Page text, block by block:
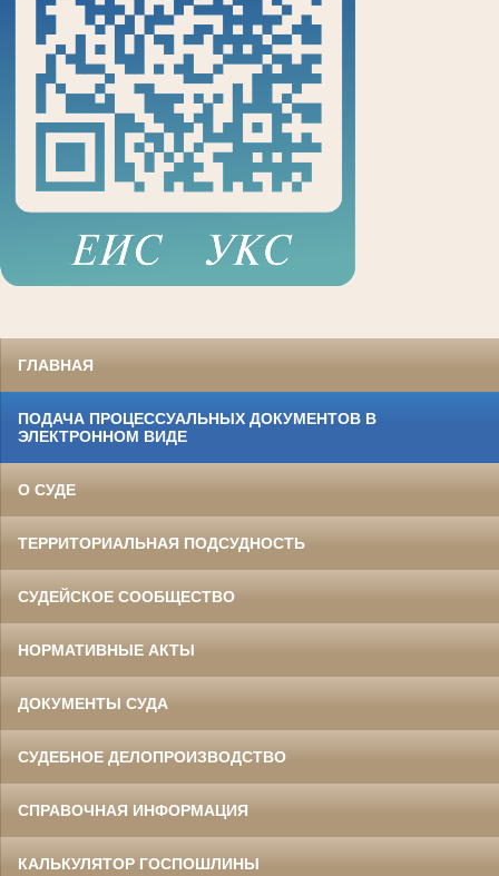
ГЛАВНАЯ
ПОДАЧА ПРОЦЕССУАЛЬНЫХ ДОКУМЕНТОВ В
ЭЛЕКТРОННОМ ВИДЕ
О СУДЕ
ТЕРРИТОРИАЛЬНАЯ ПОДСУДНОСТЬ
СУДЕЙСКОЕ СООБЩЕСТВО
НОРМАТИВНЫЕ АКТЫ
ДОКУМЕНТЫ СУДА
СУДЕБНОЕ ДЕЛОПРОИЗВОДСТВО
СПРАВОЧНАЯ ИНФОРМАЦИЯ
КАЛЬКУЛЯТОР ГОСПОШЛИНЫ